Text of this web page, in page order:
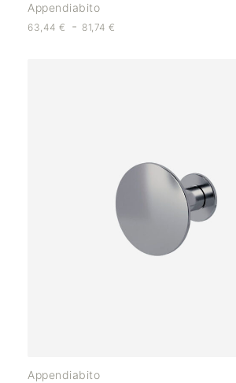
Appendiabito
63,44 € - 81,74€
Appendiabito